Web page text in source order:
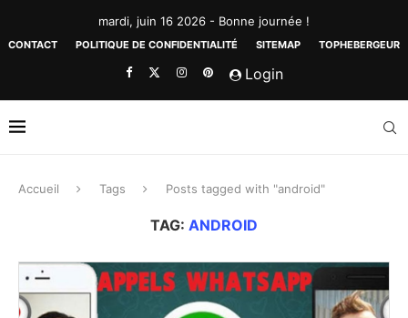
mardi, juin 16 2026 - Bonne journée !
CONTACT POLITIQUE DE CONFIDENTIALITÉ SITEMAP TOPHEBERGEUR
Login
Accueil Tags Posts tagged with "android"
TAG: ANDROID